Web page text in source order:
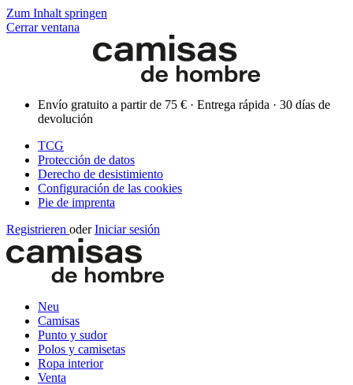
Zum Inhalt springen
Cerrar ventana
Envío gratuito a partir de 75 € · Entrega rápida · 30 días de
devolución
TCG
Protección de datos
Derecho de desistimiento
Configuración de las cookies
Pie de imprenta
Registrieren oder Iniciar sesión
Neu
Camisas
Punto y sudor
Polos y camisetas
Ropa interior
Venta